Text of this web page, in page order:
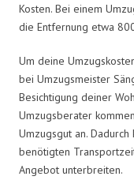
Kosten. Bei einem
die Entfernung etwa
Um deine
bei Umzugsmeister
Besichtigung deiner
Umzugsberater
Umzugsgut an.
benötigten
Angebot unterbreiten.